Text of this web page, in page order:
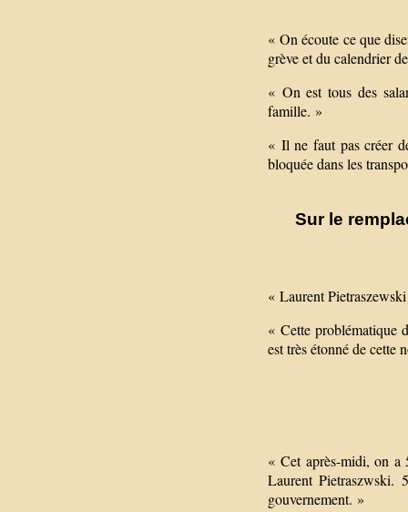
« On écoute ce que
grève et du calendrier
« On est tous des
famille. »
« Il ne faut pas créer
bloquée dans les
Sur le
« Laurent
« Cette problématique
est très étonné de cette
« Cet après-midi, on a
Laurent Pietraszwski.
gouvernement. »